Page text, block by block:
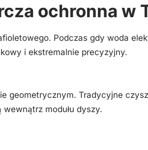
ochronna w
Podczas gdy woda
i ekstremalnie precyzyjny.
geometrycznym. Tradycyjne
modułu dyszy.